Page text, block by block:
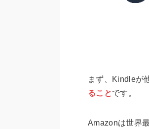
まず、Kindleが
ることです。
Amazonは世界